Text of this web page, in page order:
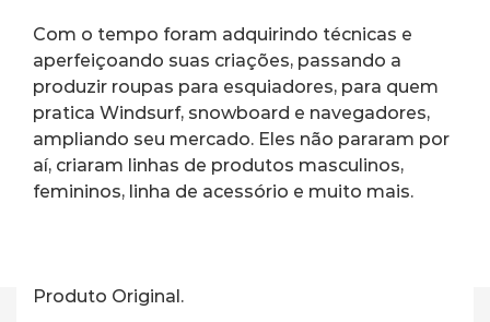
Com o tempo foram adquirindo técnicas e
aperfeiçoando suas criações, passando a
produzir roupas para esquiadores, para quem
pratica Windsurf, snowboard e navegadores,
ampliando seu mercado. Eles não pararam por
aí, criaram linhas de produtos masculinos,
femininos, linha de acessório e muito mais.
Produto Original.